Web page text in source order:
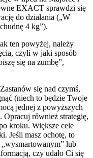
EXACT sprawdzi się
do działania („W
4 kg”).
ten powyżej, należy
czyli w jaki sposób
się na zumbę”,
się nad czymś,
(niech to będzie Twoje
jednej z powyższych
Opracuj również strategię,
kroku. Większe cele
Jeśli masz ochotę, to
lub
czy udało Ci się